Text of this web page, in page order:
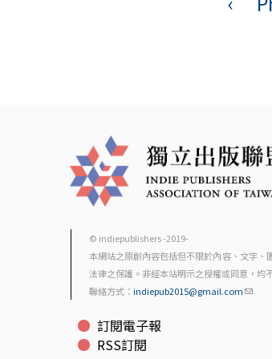
© indiepublishers -2019-
本網站之原創內容包括但不限於內容、文字
法律之保護。非經本站明示之授權或同意，均
聯絡方式： indiepub2015@gmail.com
訂閱電子報
RSS訂閱